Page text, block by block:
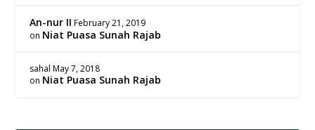
An-nur II February 21, 2019
on Niat Puasa Sunah Rajab
sahal May 7, 2018
on Niat Puasa Sunah Rajab